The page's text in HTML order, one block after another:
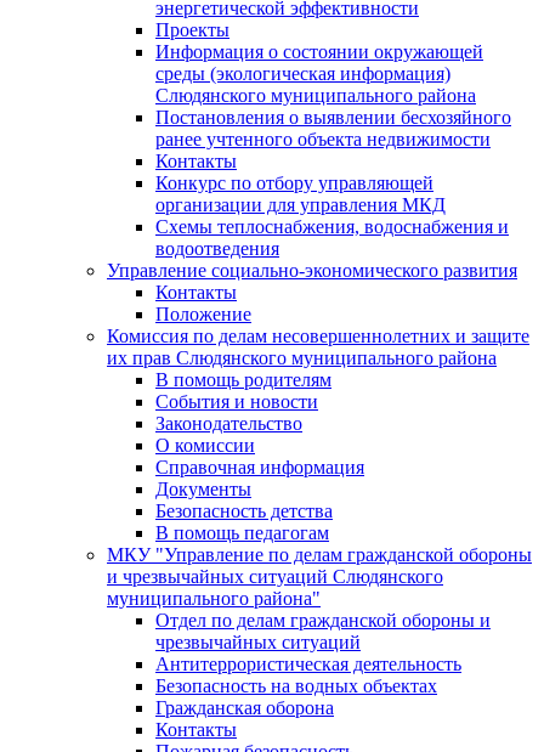
энергетической эффективности
Проекты
Информация о состоянии окружающей
среды (экологическая информация)
Слюдянского муниципального района
Постановления о выявлении бесхозяйного
ранее учтенного объекта недвижимости
Контакты
Конкурс по отбору управляющей
организации для управления МКД
Схемы теплоснабжения, водоснабжения и
водоотведения
Управление социально-экономического развития
Контакты
Положение
Комиссия по делам несовершеннолетних и защите
их прав Слюдянского муниципального района
В помощь родителям
События и новости
Законодательство
О комиссии
Справочная информация
Документы
Безопасность детства
В помощь педагогам
МКУ "Управление по делам гражданской обороны
и чрезвычайных ситуаций Слюдянского
муниципального района"
Отдел по делам гражданской обороны и
чрезвычайных ситуаций
Антитеррористическая деятельность
Безопасность на водных объектах
Гражданская оборона
Контакты